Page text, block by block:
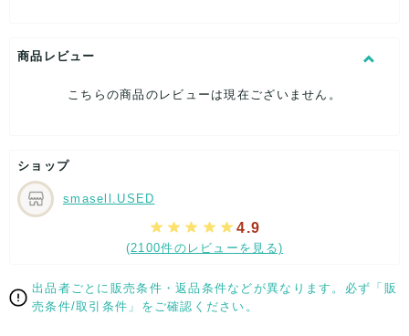
[サイズ]
表記サイズ：38
股上：約23cm
[付属品]なし
[状態・コンディション]
目立った傷や汚れなし
こちらはUSED品になりますが、
特記する程のダメージはなく、状態良好なお品になります。
ご確認下さいませ。
商品レビュー
こちらの商品のレビューは現在ございません。
ショップ
smasell.USED
4.9
(2100件のレビューを見る)
出品者ごとに販売条件・返品条件などが異なります。必ず「販
売条件/取引条件」をご確認ください。